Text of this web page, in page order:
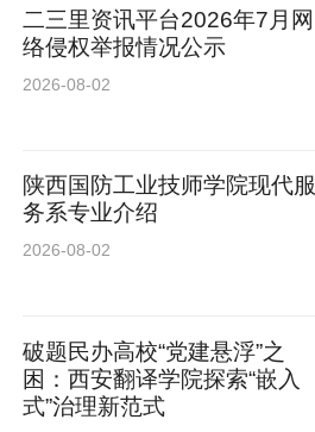
二三里资讯平台2026年7月网
络侵权举报情况公示
2026-08-02
陕西国防工业技师学院现代服
务系专业介绍
2026-08-02
破题民办高校“党建悬浮”之
困：西安翻译学院探索“嵌入
式”治理新范式